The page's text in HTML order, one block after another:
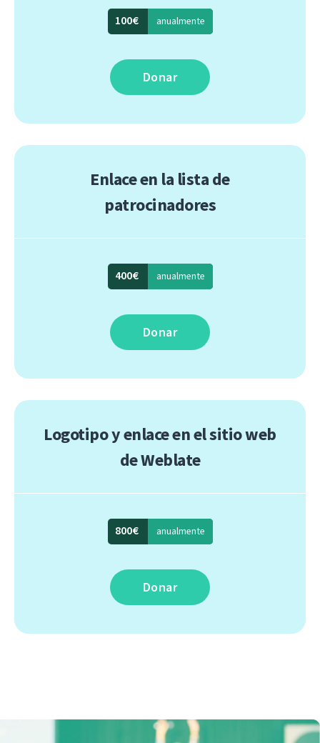
100€ anualmente
Donar
Enlace en la lista de
patrocinadores
400€ anualmente
Donar
Logotipo y enlace en el sitio web
de Weblate
800€ anualmente
Donar